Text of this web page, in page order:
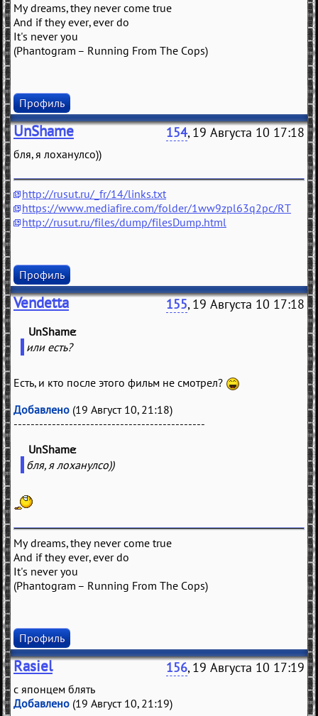
My dreams, they never come true
And if they ever, ever do
It's never you
(Phantogram – Running From The Cops)
Профиль
UnShame 154, 19 Августа 10 17:18
бля, я лоханулсо))
http://rusut.ru/_fr/14/links.txt
https://www.mediafire.com/folder/1ww9zpl63q2pc/RT
http://rusut.ru/files/dump/filesDump.html
Профиль
Vendetta 155, 19 Августа 10 17:18
UnShame
или есть?
Есть, и кто после этого фильм не смотрел?
Добавлено (19 Август 10, 21:18)
---------------------------------------------
UnShame
бля, я лоханулсо))
My dreams, they never come true
And if they ever, ever do
It's never you
(Phantogram – Running From The Cops)
Профиль
Rasiel 156, 19 Августа 10 17:19
с японцем блять
Добавлено (19 Август 10, 21:19)